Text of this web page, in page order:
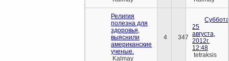
Религия
полезна для
здоровья,
выяснили
американские
ученые.
Kalmay
4 347
25
августа,
2012г.
12:48
tetraksis